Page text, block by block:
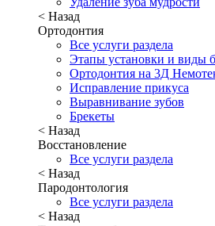
< Назад
Ортодонтия
Все услуги раздела
Этапы установки и виды
Ортодонтия на 3Д
Исправление прикуса
Выравнивание зубов
Брекеты
< Назад
Восстановление
Все услуги раздела
< Назад
Пародонтология
Все услуги раздела
< Назад